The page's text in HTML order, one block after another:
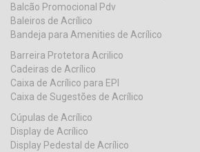
Balcão Promocional Pdv
Baleiros de Acrílico
Bandeja para Amenities de Acrílico
Barreira Protetora Acrilico
Cadeiras de Acrílico
Caixa de Acrílico para EPI
Caixa de Sugestões de Acrílico
Cúpulas de Acrílico
Display de Acrílico
Display Pedestal de Acrílico